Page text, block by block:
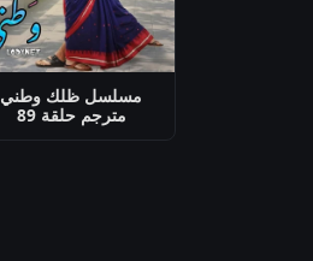
مسلسل ظلك وطني
مترجم حلقة 89